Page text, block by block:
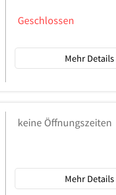
Geschlossen
Mehr Details
keine Öffnungszeiten
Mehr Details